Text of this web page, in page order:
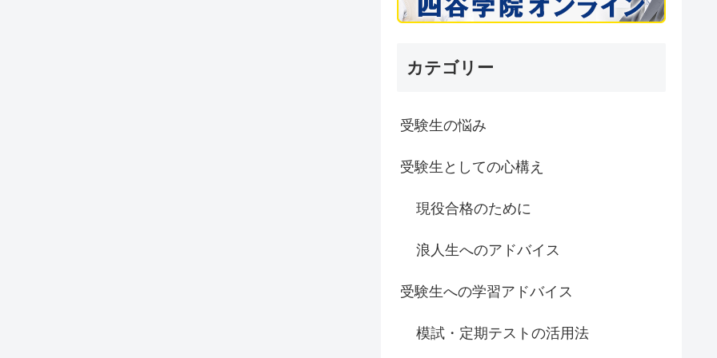
カテゴリー
受験生の悩み
受験生としての心構え
現役合格のために
浪人生へのアドバイス
受験生への学習アドバイス
模試・定期テストの活用法